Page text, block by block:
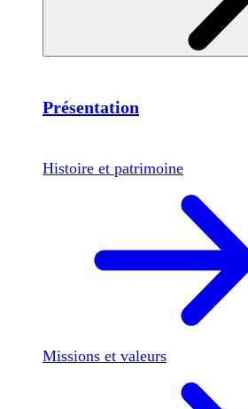
Présentation
Histoire et patrimoine
Missions et valeurs